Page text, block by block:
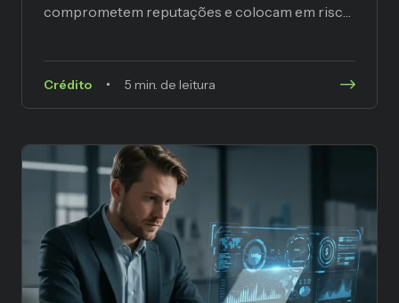
comprometem reputações e colocam em risco
Crédito 5 min. de leitura